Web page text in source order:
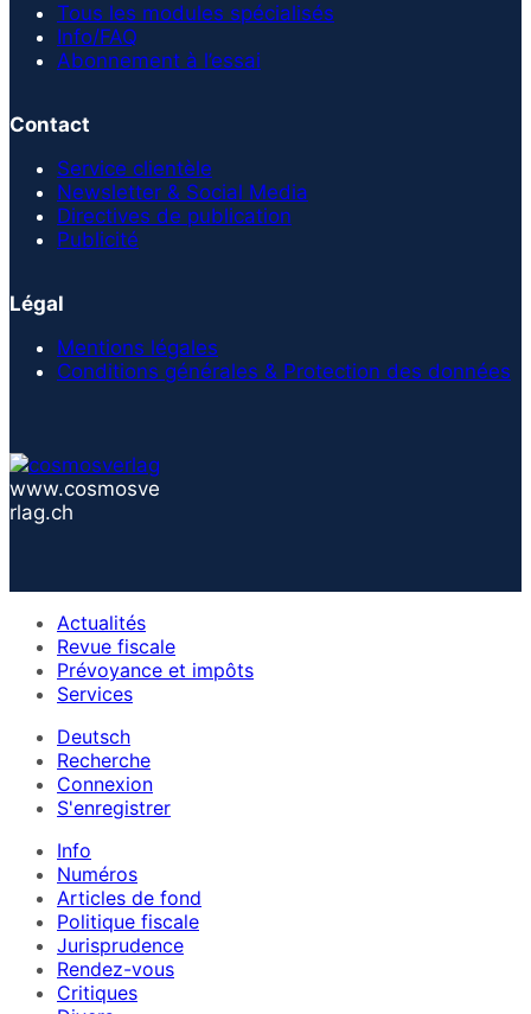
Tous les modules spécialisés
Info/FAQ
Abonnement à l’essai
Contact
Service clientèle
Newsletter & Social Media
Directives de publication
Publicité
Légal
Mentions légales
Conditions générales & Protection des données
www.cosmosve
rlag.ch
Actualités
Revue fiscale
Prévoyance et impôts
Services
Deutsch
Recherche
Connexion
S'enregistrer
Info
Numéros
Articles de fond
Politique fiscale
Jurisprudence
Rendez-vous
Critiques